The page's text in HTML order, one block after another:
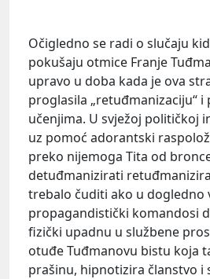
Očigledno se radi o slučaju
pokušaju otmice Franje
upravo u doba kada je ova
proglasila „retuđmanizaciju“
učenjima. U svježoj političkoj
uz pomoć adorantski
preko nijemoga Tita od
detuđmanizirati
trebalo čuditi ako u dogledno
propagandistički komandosi
fizički upadnu u službene
otuđe Tuđmanovu bistu koja
prašinu, hipnotizira članstvo i